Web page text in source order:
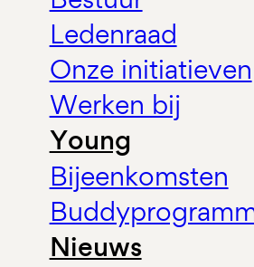
Ledenraad
Onze initiatieven
Werken bij
Young
Bijeenkomsten
Nieuws